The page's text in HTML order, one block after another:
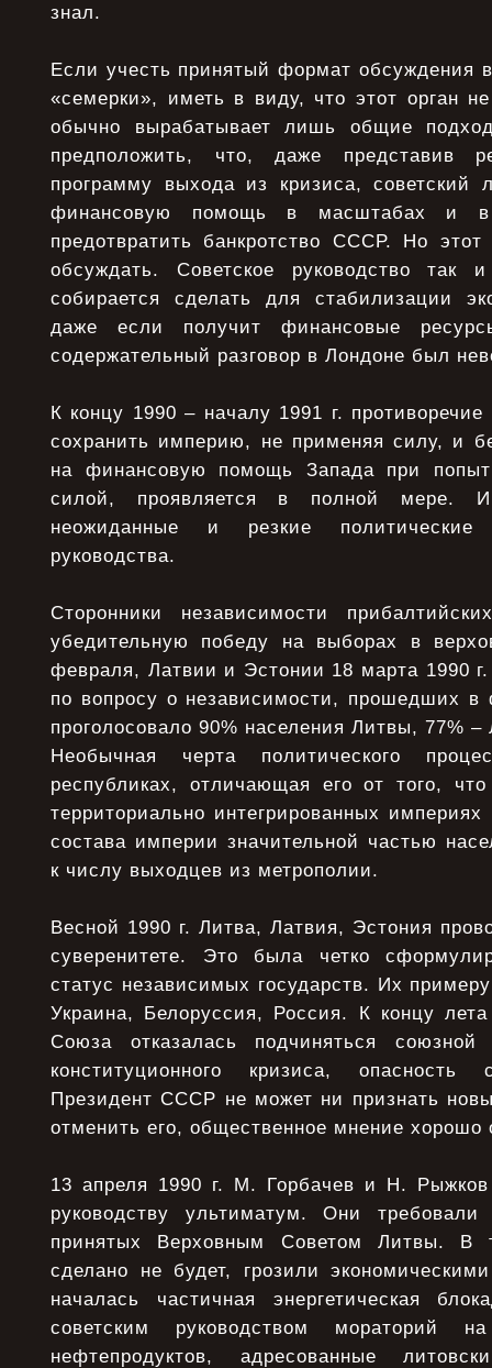
знал.
Если учесть принятый формат обсуждения
«семерки», иметь в виду, что этот орган
обычно вырабатывает лишь общие
предположить, что, даже представив
программу выхода из кризиса, советский
финансовую помощь в масштабах и в
предотвратить банкротство СССР. Но
обсуждать. Советское руководство
собирается сделать для стабилизации
даже если получит финансовые
содержательный разговор в Лондоне был
К концу 1990 – началу 1991 г.
сохранить империю, не применяя силу, и
на финансовую помощь Запада при
силой, проявляется в полной мере.
неожиданные и резкие политические
руководства.
Сторонники независимости
убедительную победу на выборах в
февраля, Латвии и Эстонии 18 марта 1990
по вопросу о независимости, прошедших в
проголосовало 90% населения Литвы, 77%
Необычная черта политического
республиках, отличающая его от того,
территориально интегрированных
состава империи значительной частью
к числу выходцев из метрополии.
Весной 1990 г. Литва, Латвия, Эстония
суверенитете. Это была четко
статус независимых государств. Их
Украина, Белоруссия, Россия. К концу
Союза отказалась подчиняться союзной
конституционного кризиса,
Президент СССР не может ни признать
отменить его, общественное мнение хорошо
13 апреля 1990 г. М. Горбачев и Н. Рыжков
руководству ультиматум. Они
принятых Верховным Советом Литвы. В
сделано не будет, грозили
началась частичная энергетическая
советским руководством мораторий
нефтепродуктов, адресованные